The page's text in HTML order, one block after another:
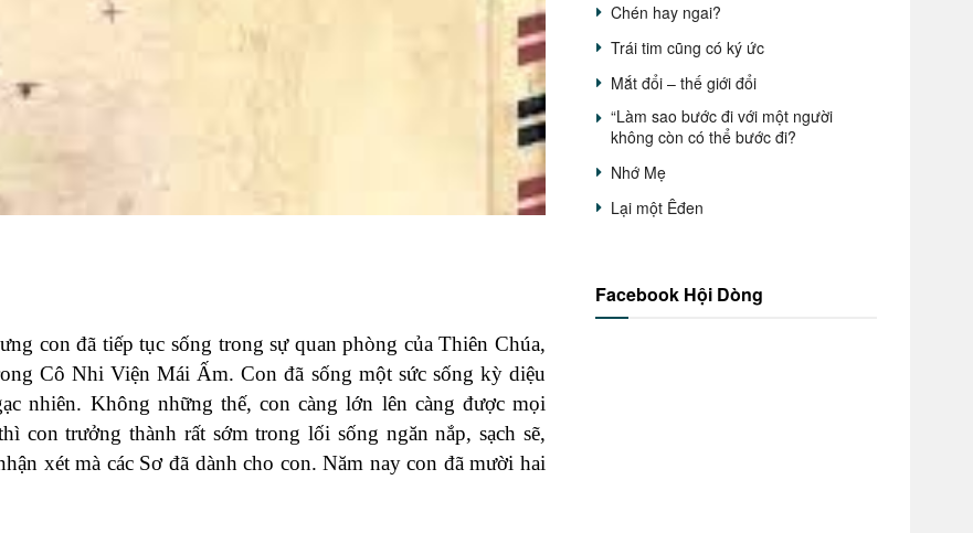
con đã tiếp tục sống trong sự quan phòng của Thiên Chúa,
Cô Nhi Viện Mái Ấm. Con đã sống một sức sống kỳ diệu
nhiên. Không những thế, con càng lớn lên càng được mọi
con trưởng thành rất sớm trong lối sống ngăn nắp, sạch sẽ,
xét mà các Sơ đã dành cho con. Năm nay con đã mười hai
Chén hay ngai?
Trái tim cũng có ký ức
Mắt đổi – thế giới đổi
“Làm sao bước đi với một người
không còn có thể bước đi?
Nhớ Mẹ
Lại một Êđen
Facebook Hội Dòng